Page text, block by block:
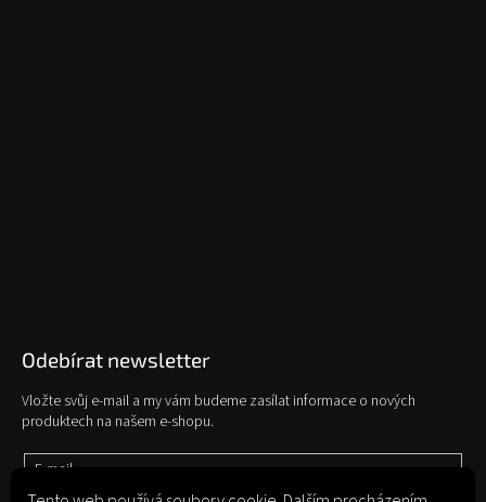
Odebírat newsletter
Vložte svůj e-mail a my vám budeme zasílat informace o nových
produktech na našem e-shopu.
E-mail